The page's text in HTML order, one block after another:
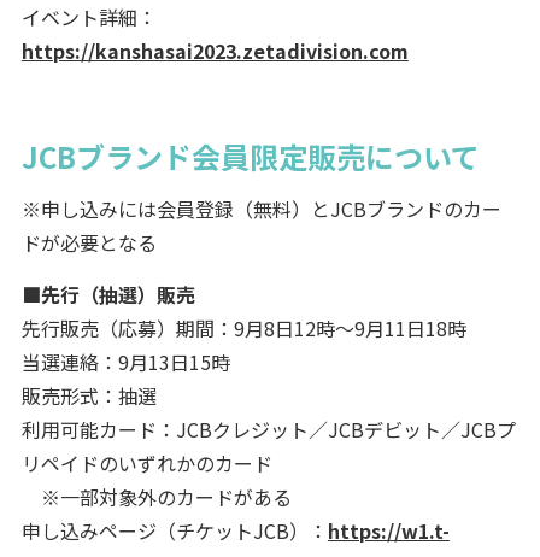
イベント詳細：
https://kanshasai2023.zetadivision.com
JCBブランド会員限定販売について
※申し込みには会員登録（無料）とJCBブランドのカー
ドが必要となる
■先行（抽選）販売
先行販売（応募）期間：9月8日12時～9月11日18時
当選連絡：9月13日15時
販売形式：抽選
利用可能カード：JCBクレジット／JCBデビット／JCBプ
リペイドのいずれかのカード
※一部対象外のカードがある
申し込みページ（チケットJCB）： https://w1.t-